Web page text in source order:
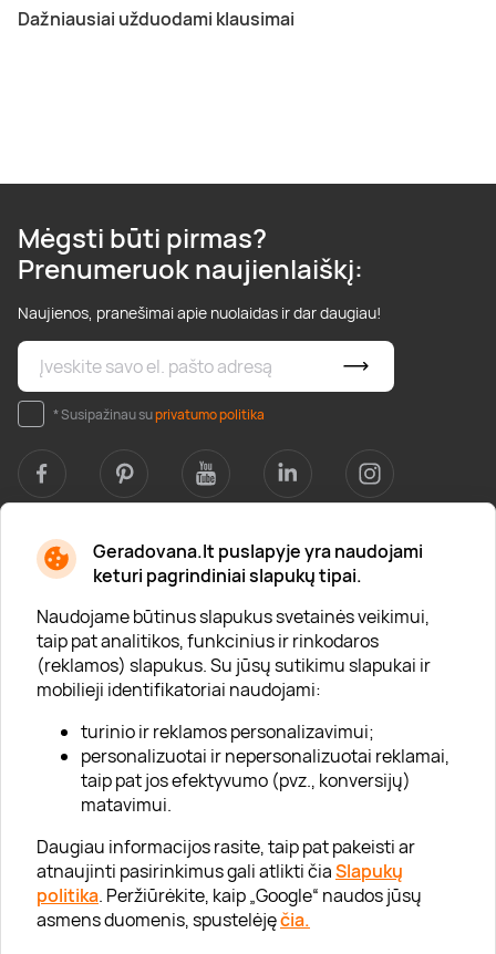
Geradovana.lt puslapyje yra naudojami
keturi pagrindiniai slapukų tipai.
Naudojame būtinus slapukus svetainės veikimui,
taip pat analitikos, funkcinius ir rinkodaros
(reklamos) slapukus. Su jūsų sutikimu slapukai ir
mobilieji identifikatoriai naudojami:
turinio ir reklamos personalizavimui;
personalizuotai ir nepersonalizuotai reklamai,
taip pat jos efektyvumo (pvz., konversijų)
matavimui.
Daugiau informacijos rasite, taip pat pakeisti ar
atnaujinti pasirinkimus gali atlikti čiaSlapukų
politika. Peržiūrėkite, kaip „Google“ naudos jūsų
asmens duomenis, spustelėjęčia.
Dažniausiai užduodami klausimai
Mėgsti būti pirmas?
Prenumeruok naujienlaiškį:
Naujienos, pranešimai apie nuolaidas ir dar daugiau!
* Susipažinau suprivatumo politika
Apie mus
Apie „Gera Dovana“
Lojalumo klubas
Karjera
Visi partneriai
Kontaktai
Tinklaraštis
Informacija